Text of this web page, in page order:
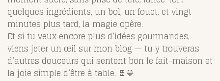
quelques ingrédients, un bol, un fouet, et vingt
minutes plus tard, la magie opère.
Et si tu veux encore plus d’idées gourmandes,
viens jeter un œil sur mon blog — tu y trouveras
d’autres douceurs qui sentent bon le fait-maison et
la joie simple d’être à table. 🍫💛